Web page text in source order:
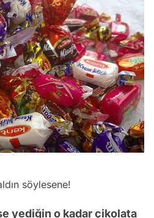
söylesene!
yediğin o kadar çikolata